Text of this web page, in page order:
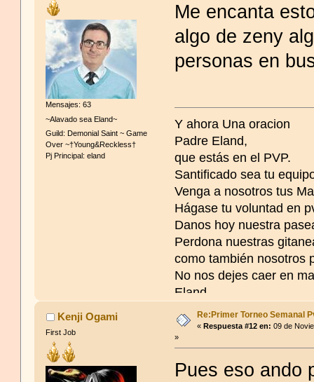
Mensajes: 63
~Alavado sea Eland~
Guild: Demonial Saint ~ Game
Over ~†Young&Reckless†
Pj Principal: eland
Me encanta
algo de zeny
personas en
Y ahora Una oracion
Padre Eland,
que estás en el PVP.
Santificado sea tu
Venga a nosotros tus
Hágase tu voluntad en
Danos hoy nuestra
Perdona nuestras
como también nosotros
No nos dejes caer en
Eland.
Kenji Ogami
First Job
Re:Primer Torneo Semanal
«Respuesta #12 en: 09 de
»
Pues eso ando